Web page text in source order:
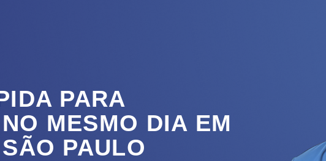
PARA
MESMO DIA EM
PAULO